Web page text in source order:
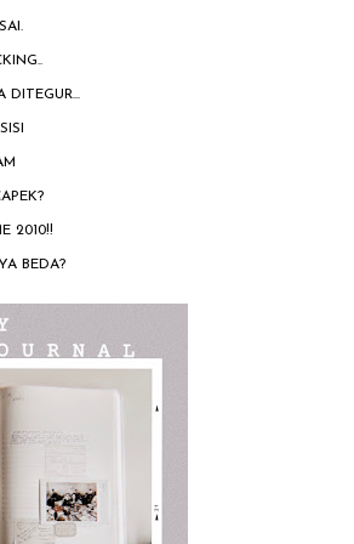
DITEGUR...
2010!!
BEDA?